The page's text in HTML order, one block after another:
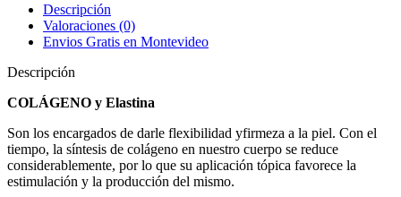
Descripción
Valoraciones (0)
Envios Gratis en Montevideo
Descripción
COLÁGENO y Elastina
Son los encargados de darle flexibilidad yfirmeza a la piel. Con el
tiempo, la síntesis de colágeno en nuestro cuerpo se reduce
considerablemente, por lo que su aplicación tópica favorece la
estimulación y la producción del mismo.